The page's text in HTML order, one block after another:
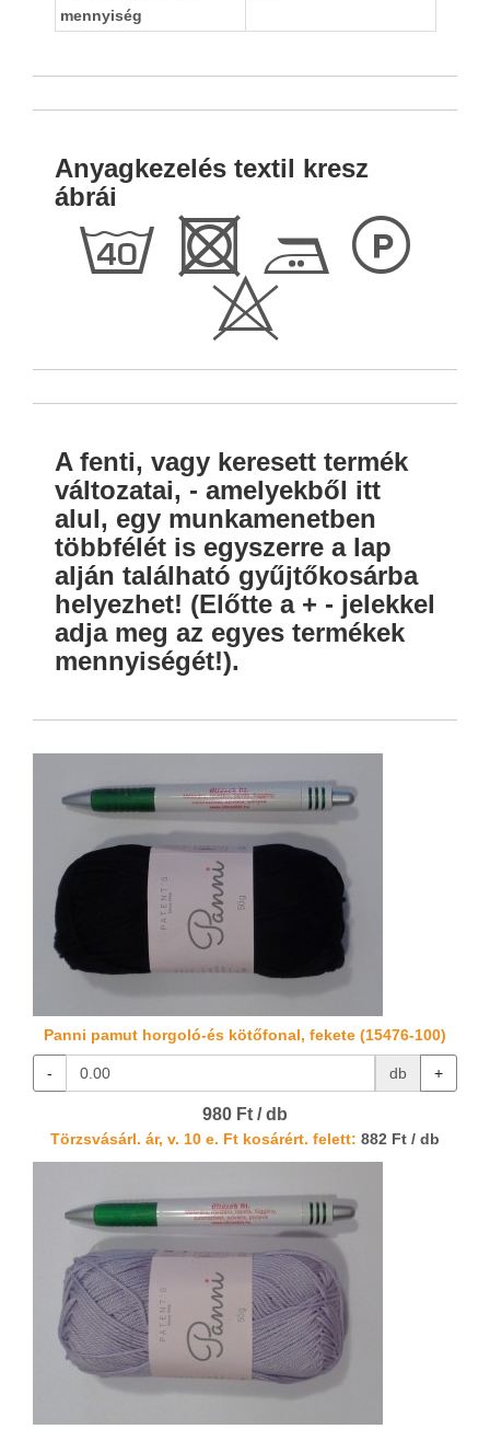
mennyiség
Anyagkezelés textil kresz
ábrái
h R E L
H
A fenti, vagy keresett termék
változatai, - amelyekből itt
alul, egy munkamenetben
többfélét is egyszerre a lap
alján található gyűjtőkosárba
helyezhet! (Előtte a + - jelekkel
adja meg az egyes termékek
mennyiségét!).
Panni pamut horgoló-és kötőfonal, fekete (15476-100)
- db +
980 Ft / db
Törzsvásárl. ár, v. 10 e. Ft kosárért. felett: 882 Ft / db